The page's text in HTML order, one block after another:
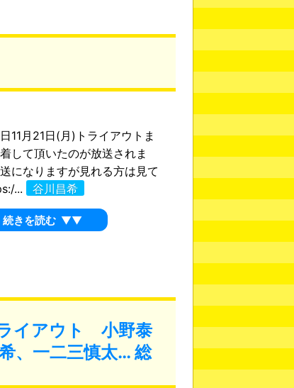
11月21日(月)トライアウトま
して頂いたのが放送されま
になりますが見れる方は見て
...
谷川昌希
続きを読む ▼▼
イアウト 小野泰
、一二三慎太… 総